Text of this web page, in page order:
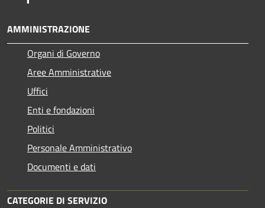
AMMINISTRAZIONE
Organi di Governo
Aree Amministrative
Uffici
Enti e fondazioni
Politici
Personale Amministrativo
Documenti e dati
CATEGORIE DI SERVIZIO